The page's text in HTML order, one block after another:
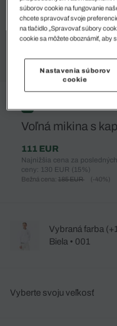
%
Voľná mikina s
111 EUR
Najnižšia cena za
ceny: 130 EUR (15%)
Bežná cena: 185 EUR (-40%)
Vybraná farba
Biela • 001
Vyberte svoju veľkosť
súborov cookie na fungovanie
chcete spravovať svoje
na tlačidlo „Spravovať súbory
cookie sa môžete oboznámiť, aby
Nastavenia súborov
cookie